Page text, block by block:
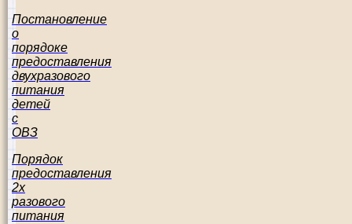
Постановление
о
порядоке
предоставления
двухразового
питания
детей
с
ОВЗ
Порядок
предоставления
2х
разового
питания